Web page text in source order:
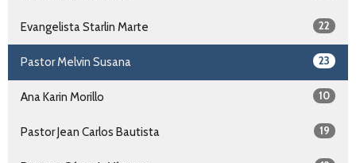
Evangelista Starlin Marte 22
Pastor Melvin Susana 23
Ana Karin Morillo 10
Pastor Jean Carlos Bautista 19